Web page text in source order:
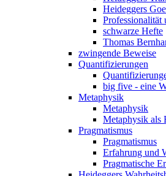
Heideggers
Professionalität
schwarze Hefte
Thomas
zwingende Beweise
Quantifizierungen
big five - eine
Metaphysik
Metaphysik
Metaphysik als
Pragmatismus
Pragmatismus
Erfahrung und
Pragmatische